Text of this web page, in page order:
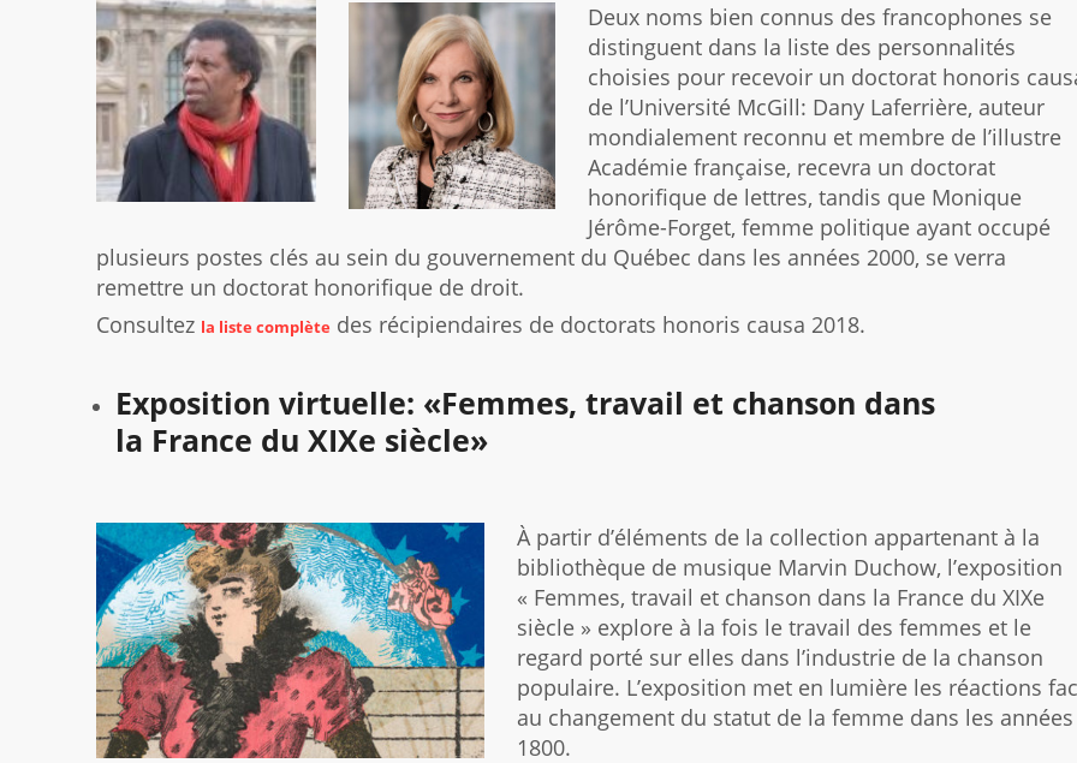
Deux noms bien connus des francophones se
distinguent dans la liste des personnalités
choisies pour recevoir un doctorat honoris
de l’Université McGill: Dany Laferrière, auteur
mondialement reconnu et membre de l’illustre
Académie française, recevra un doctorat
honorifique de lettres, tandis que Monique
Jérôme-Forget, femme politique ayant occupé
plusieurs postes clés au sein du gouvernement du Québec dans les années 2000, se verra
remettre un doctorat honorifique de droit.
Consultez la liste complète des récipiendaires de doctorats honoris causa 2018.
Exposition virtuelle: «Femmes, travail et chanson dans
la France du XIXe siècle»
À partir d’éléments de la collection appartenant à la
bibliothèque de musique Marvin Duchow, l’exposition
« Femmes, travail et chanson dans la France du XIXe
siècle » explore à la fois le travail des femmes et le
regard porté sur elles dans l’industrie de la chanson
populaire. L’exposition met en lumière les réactions
au changement du statut de la femme dans les années
1800.